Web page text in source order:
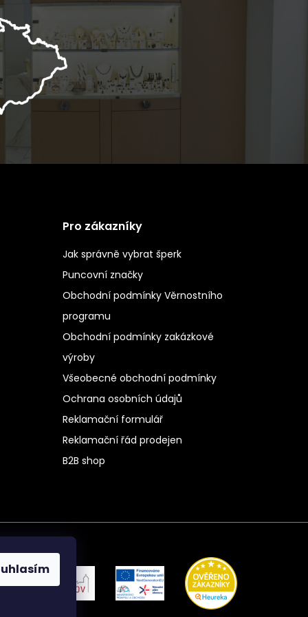
Pro zákazníky
Jak správně vybrat šperk
Puncovní značky
Obchodní podmínky Věrnostního
programu
Obchodní podmínky zakázkové
výroby
Všeobecné obchodní podmínky
Ochrana osobních údajů
Reklamační formulář
Reklamační řád prodejen
B2B shop